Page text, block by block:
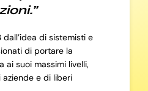
dall’idea di sistemisti e
di portare la
ai suoi massimi livelli,
e di liberi